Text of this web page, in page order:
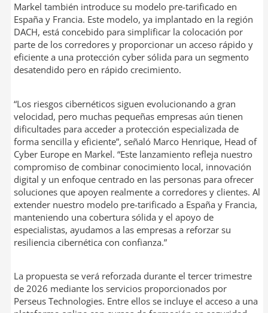
Markel también introduce su modelo pre-tarificado en
España y Francia. Este modelo, ya implantado en la región
DACH, está concebido para simplificar la colocación por
parte de los corredores y proporcionar un acceso rápido y
eficiente a una protección cyber sólida para un segmento
desatendido pero en rápido crecimiento.
“Los riesgos cibernéticos siguen evolucionando a gran
velocidad, pero muchas pequeñas empresas aún tienen
dificultades para acceder a protección especializada de
forma sencilla y eficiente”, señaló Marco Henrique, Head of
Cyber Europe en Markel. “Este lanzamiento refleja nuestro
compromiso de combinar conocimiento local, innovación
digital y un enfoque centrado en las personas para ofrecer
soluciones que apoyen realmente a corredores y clientes. Al
extender nuestro modelo pre-tarificado a España y Francia,
manteniendo una cobertura sólida y el apoyo de
especialistas, ayudamos a las empresas a reforzar su
resiliencia cibernética con confianza.”
La propuesta se verá reforzada durante el tercer trimestre
de 2026 mediante los servicios proporcionados por
Perseus Technologies. Entre ellos se incluye el acceso a una